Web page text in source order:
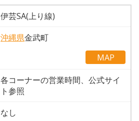
伊芸SA(上り線)
沖縄県金武町
MAP
各コーナーの営業時間、公式サイ
ト参照
なし